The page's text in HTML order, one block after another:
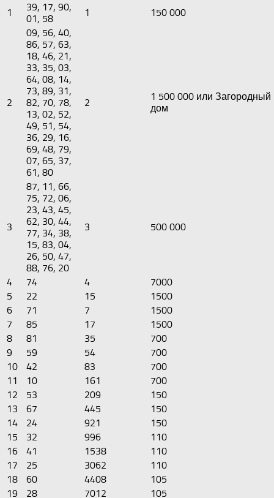
1
39, 17, 90,
01, 58
1 150 000
2
09, 56, 40,
86, 57, 63,
18, 46, 21,
33, 35, 03,
64, 08, 14,
73, 89, 31,
82, 70, 78,
13, 02, 52,
49, 51, 54,
36, 29, 16,
69, 48, 79,
07, 65, 37,
61, 80
2
1 500 000 или Загородный
дом
3
87, 11, 66,
75, 72, 06,
23, 43, 45,
62, 30, 44,
77, 34, 38,
15, 83, 04,
26, 50, 47,
88, 76, 20
3 500 000
4 74 4
7000
5
22 15
1500
6
71 7
1500
7
85 17
1500
8
81 35
700
9
59 54
700
10
42 83
700
11
10 161
700
12
53 209
150
13
67 445
150
14
24 921
150
15
32 996
110
16
41 1538
110
17
25 3062
110
18
60 4408
105
19
28 7012 105